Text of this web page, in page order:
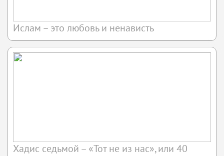
Ислам – это любовь и ненависть
Хадис седьмой – «Тот не из нас», или 40